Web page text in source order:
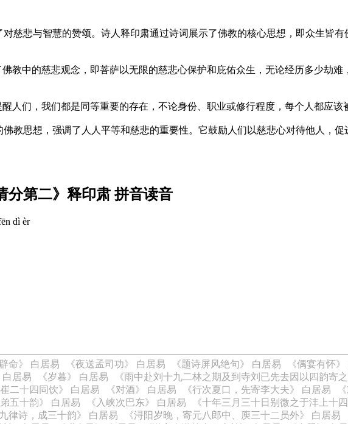
慈悲与智慧的赞颂。诗人释印肃通过诗词展示了佛教的核心思想，即众生皆
教中的慈悲观念，即菩萨以无限的慈悲心保护和庇佑众生，无论经历多少劫
人们，我们都是同等重要的存在，不论身份、职业或修行程度，每个人都应该
教思想，强调了人人平等和慈悲的重要性。它鼓励人们以慈悲心对待他人，
分第二》释印肃 拼音读音
dì èr
命》 白居易 《夜送孟司功》 白居易 《题诗屏风绝句》 白居易 《偶宴有怀
白居易
《岁暮》 白居易
《雨中赴刘十九二林之期及到寺刘已先去因以四韵寄
二十四同饮》 白居易
《对酒》 白居易 《行次夏口，先寄李大夫》 白居易
五十韵》 白居易
《入峡次巴东》 白居易
《十年三月三十日别微之于沣上十
律诗，成三十韵》 白居易 《浔阳岁晚，寄元八郎中、庾三十二员外》 白居易